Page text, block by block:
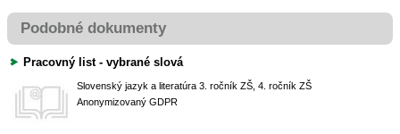
Podobné dokumenty
Pracovný list - vybrané slová
Slovenský jazyk a literatúra 3. ročník ZŠ, 4. ročník ZŠ
Anonymizovaný GDPR